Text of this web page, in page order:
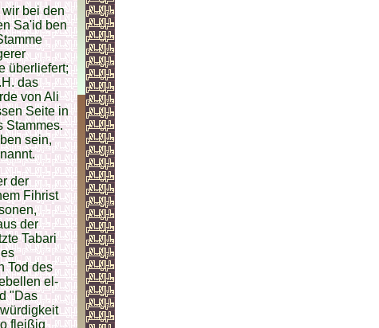
bei den
Sa'id ben
überliefert;
das
von Ali
Seite in
Stammes.
sein,
der
Fihrist
der
Tabari
Tod des
el-
"Das
fleißig